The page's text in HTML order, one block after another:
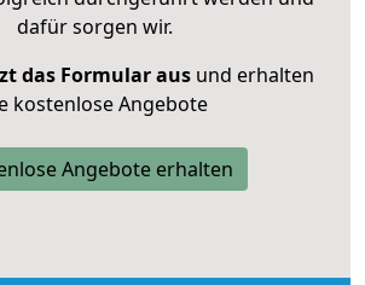
dafür sorgen wir.
das Formular ausund erhalten
kostenlose Angebote
Angebote erhalten